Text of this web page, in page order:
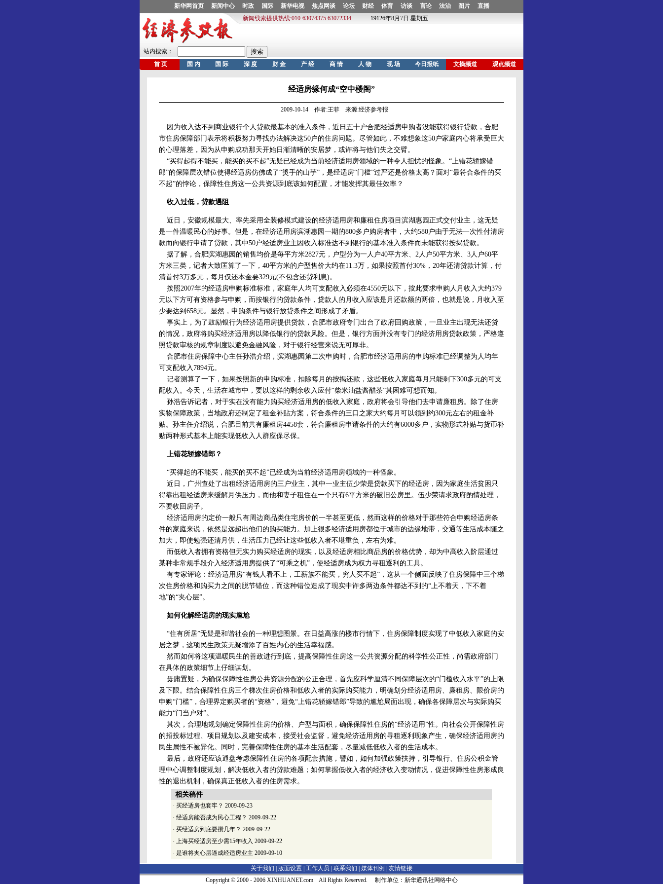
经适房缘何成“空中楼阁”
2009-10-14 作者:王菲 来源:经济参考报
因为收入达不到商业银行个人贷款最基本的准入条件，近日五十户合肥经适房申购者没能获得银行贷款，合肥
市住房保障部门表示将积极努力寻找办法解决这50户的住房问题。尽管如此，不难想象这50户家庭内心将承受巨大
的心理落差，因为从申购成功那天开始日渐清晰的安居梦，或许将与他们失之交臂。
“买得起得不能买，能买的买不起”无疑已经成为当前经济适用房领域的一种令人担忧的怪象。“上错花轿嫁错
郎”的保障层次错位使得经适房仿佛成了“烫手的山芋”，是经适房“门槛”过严还是价格太高？面对“最符合条件的买
不起”的悖论，保障性住房这一公共资源到底该如何配置，才能发挥其最佳效率？
收入过低，贷款遇阻
近日，安徽规模最大、率先采用全装修模式建设的经济适用房和廉租住房项目滨湖惠园正式交付业主，这无疑
是一件温暖民心的好事。但是，在经济适用房滨湖惠园一期的800多户购房者中，大约580户由于无法一次性付清房
款而向银行申请了贷款，其中50户经适房业主因收入标准达不到银行的基本准入条件而未能获得按揭贷款。
据了解，合肥滨湖惠园的销售均价是每平方米2827元，户型分为一人户40平方米、2人户50平方米、3人户60平
方米三类，记者大致匡算了一下，40平方米的户型售价大约在11.3万，如果按照首付30%，20年还清贷款计算，付
清首付3万多元，每月仅还本金要329元(不包含还贷利息)。
按照2007年的经适房申购标准标准，家庭年人均可支配收入必须在4550元以下，按此要求申购人月收入大约379
元以下方可有资格参与申购，而按银行的贷款条件，贷款人的月收入应该是月还款额的两倍，也就是说，月收入至
少要达到658元。显然，申购条件与银行放贷条件之间形成了矛盾。
事实上，为了鼓励银行为经济适用房提供贷款，合肥市政府专门出台了政府回购政策，一旦业主出现无法还贷
的情况，政府将购买经济适用房以降低银行的贷款风险。但是，银行方面并没有专门的经济用房贷款政策，严格遵
照贷款审核的规章制度以避免金融风险，对于银行经营来说无可厚非。
合肥市住房保障中心主任孙浩介绍，滨湖惠园第二次申购时，合肥市经济适用房的申购标准已经调整为人均年
可支配收入7894元。
记者测算了一下，如果按照新的申购标准，扣除每月的按揭还款，这些低收入家庭每月只能剩下300多元的可支
配收入。今天，生活在城市中，要以这样的剩余收入应付“柴米油盐酱醋茶”其困难可想而知。
孙浩告诉记者，对于实在没有能力购买经济适用房的低收入家庭，政府将会引导他们去申请廉租房。除了住房
实物保障政策，当地政府还制定了租金补贴方案，符合条件的三口之家大约每月可以领到约300元左右的租金补
贴。孙主任介绍说，合肥目前共有廉租房4458套，符合廉租房申请条件的大约有6000多户，实物形式补贴与货币补
贴两种形式基本上能实现低收入人群应保尽保。
上错花轿嫁错郎？
“买得起的不能买，能买的买不起”已经成为当前经济适用房领域的一种怪象。
近日，广州查处了出租经济适用房的三户业主，其中一业主伍少荣是贷款买下的经适房，因为家庭生活贫困只
得靠出租经适房来缓解月供压力，而他和妻子租住在一个只有6平方米的破旧公房里。伍少荣请求政府酌情处理，
不要收回房子。
经济适用房的定价一般只有周边商品类住宅房价的一半甚至更低，然而这样的价格对于那些符合申购经适房条
件的家庭来说，依然是远超出他们的购买能力。加上很多经济适用房都位于城市的边缘地带，交通等生活成本随之
加大，即使勉强还清月供，生活压力已经让这些低收入者不堪重负，左右为难。
而低收入者拥有资格但无实力购买经适房的现实，以及经适房相比商品房的价格优势，却为中高收入阶层通过
某种非常规手段介入经济适用房提供了“可乘之机”，使经适房成为权力寻租逐利的工具。
有专家评论：经济适用房“有钱人看不上，工薪族不能买，穷人买不起”，这从一个侧面反映了住房保障中三个梯
次住房价格和购买力之间的脱节错位，而这种错位造成了现实中许多两边条件都达不到的“上不着天，下不着
地”的“夹心层”。
如何化解经适房的现实尴尬
“住有所居”无疑是和谐社会的一种理想图景。在日益高涨的楼市行情下，住房保障制度实现了中低收入家庭的安
居之梦，这项民生政策无疑增添了百姓内心的生活幸福感。
然而如何将这项温暖民生的善政进行到底，提高保障性住房这一公共资源分配的科学性公正性，尚需政府部门
在具体的政策细节上仔细谋划。
毋庸置疑，为确保保障性住房公共资源分配的公正合理，首先应科学厘清不同保障层次的“门槛收入水平”的上限
及下限。结合保障性住房三个梯次住房价格和低收入者的实际购买能力，明确划分经济适用房、廉租房、限价房的
申购“门槛”，合理界定购买者的“资格”，避免“上错花轿嫁错郎”导致的尴尬局面出现，确保各保障层次与实际购买
能力“门当户对”。
其次，合理地规划确定保障性住房的价格、户型与面积，确保保障性住房的“经济适用”性。向社会公开保障性房
的招投标过程、项目规划以及建安成本，接受社会监督，避免经济适用房的寻租逐利现象产生，确保经济适用房的
民生属性不被异化。同时，完善保障性住房的基本生活配套，尽量减低低收入者的生活成本。
最后，政府还应该通盘考虑保障性住房的各项配套措施，譬如，如何加强政策扶持，引导银行、住房公积金管
理中心调整制度规划，解决低收入者的贷款难题；如何掌握低收入者的经济收入变动情况，促进保障性住房形成良
性的退出机制，确保真正低收入者的住房需求。
相关稿件
· 买经适房也套牢？ 2009-09-23
· 经适房能否成为民心工程？ 2009-09-22
· 买经适房到底要攒几年？ 2009-09-22
· 上海买经适房至少需15年收入 2009-09-22
· 是谁将夹心层逼成经适房业主 2009-09-10
关于我们 | 版面设置 工作人员 联系我们 媒体刊例
友情链接
Copyright © 2000 - 2006 XINHUANET.com All Rights Reserved. 制作单位：新华通讯社网络中心